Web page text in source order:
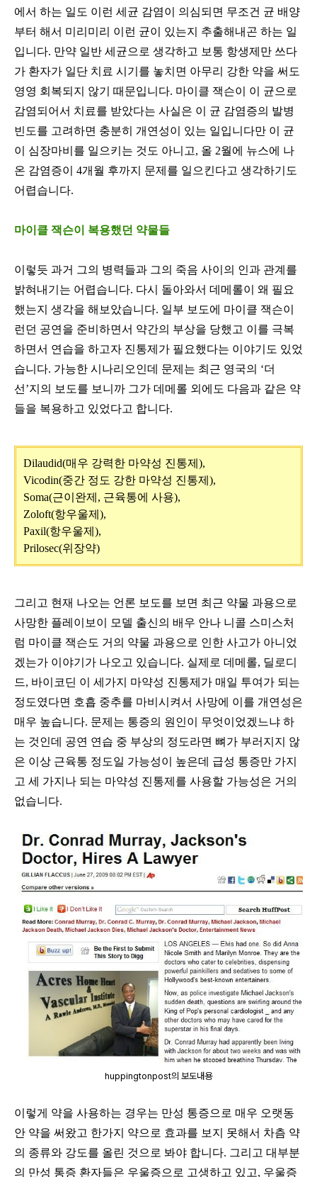
에서 하는 일도 이런 세균 감염이 의심되면 무조건 균 배양
부터 해서 미리미리 이런 균이 있는지 추출해내곤 하는 일
입니다. 만약 일반 세균으로 생각하고 보통 항생제만 쓰다
가 환자가 일단 치료 시기를 놓치면 아무리 강한 약을 써도
영영 회복되지 않기 때문입니다. 마이클 잭슨이 이 균으로
감염되어서 치료를 받았다는 사실은 이 균 감염증의 발병
빈도를 고려하면 충분히 개연성이 있는 일입니다만 이 균
이 심장마비를 일으키는 것도 아니고, 올 2월에 뉴스에 나
온 감염증이
4개월 후까지 문제를 일으킨다고 생각하기도
어렵습니다.
마이클 잭슨이 복용했던 약물들
이렇듯 과거 그의 병력들과 그의 죽음 사이의 인과 관계를
밝혀내기는 어렵습니다. 다시 돌아와서 데메롤이 왜 필요
했는지 생각을 해보았습니다. 일부 보도에 마이클 잭슨이
런던 공연을 준비하면서 약간의 부상을 당했고 이를 극복
하면서 연습을 하고자 진통제가 필요했다는 이야기도 있었
습니다. 가능한 시나리오인데 문제는 최근 영국의 ‘더
선’지의 보도를 보니까 그가 데메롤 외에도 다음과 같은 약
들을 복용하고 있었다고 합니다.
Dilaudid(매우 강력한 마약성 진통제 ),
Vicodin(중간 정도 강한 마약성 진통제 ),
Soma(근이완제 , 근육통에 사용),
Zoloft(항우울제 ),
Paxil(항우울제 ),
Prilosec(위장약)
그리고 현재 나오는 언론 보도를 보면 최근 약물 과용으로
사망한 플레이보이 모델 출신의 배우 안나 니콜 스미스처
럼 마이클 잭슨도 거의 약물 과용으로 인한 사고가 아니었
겠는가 이야기가 나오고 있습니다. 실제로 데메롤, 딜로디
드, 바이코딘 이 세가지 마약성 진통제가 매일 투여가 되는
정도였다면 호흡 중추를 마비시켜서 사망에 이를 개연성은
매우 높습니다. 문제는 통증의 원인이 무엇이었겠느냐 하
는 것인데 공연 연습 중 부상의 정도라면 뼈가 부러지지 않
은 이상 근육통 정도일 가능성이 높은데 급성 통증만 가지
고 세 가지나 되는 마약성 진통제를 사용할 가능성은 거의
없습니다.
huppingtonpost의 보도내용
이렇게 약을 사용하는 경우는 만성 통증으로 매우 오랫동
안 약을 써왔고 한가지 약으로 효과를 보지 못해서 차츰 약
의 종류와 강도를 올린 것으로 봐야 합니다. 그리고 대부분
의 만성 통증 환자들은 우울증으로 고생하고 있고, 우울증